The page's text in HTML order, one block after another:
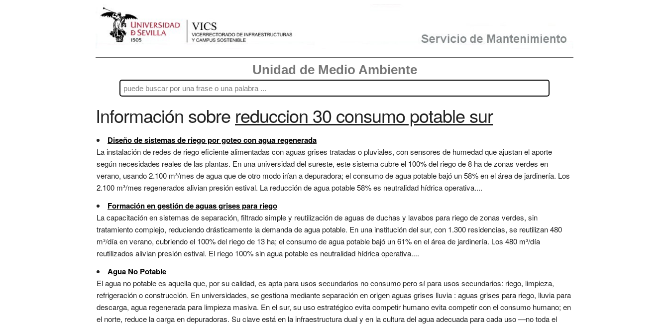
Unidad de Medio Ambiente
Información sobre reduccion 30 consumo potable sur
Diseño de sistemas de riego por goteo con agua regenerada
La instalación de redes de riego eficiente alimentadas con aguas grises tratadas o pluviales, con sensores de humedad que ajustan el aporte
según necesidades reales de las plantas. En una universidad del sureste, este sistema cubre el 100% del riego de 8 ha de zonas verdes en
verano, usando 2.100 m³/mes de agua que de otro modo irían a depuradora; el consumo de agua potable bajó un 58% en el área de jardinería. Los
2.100 m³/mes regenerados alivian presión estival. La reducción de agua potable 58% es neutralidad hídrica operativa....
Formación en gestión de aguas grises para riego
La capacitación en sistemas de separación, filtrado simple y reutilización de aguas de duchas y lavabos para riego de zonas verdes, sin
tratamiento complejo, reduciendo drásticamente la demanda de agua potable. En una institución del sur, con 1.300 residencias, se reutilizan 480
m³/día en verano, cubriendo el 100% del riego de 13 ha; el consumo de agua potable bajó un 61% en el área de jardinería. Los 480 m³/día
reutilizados alivian presión estival. El riego 100% sin agua potable es neutralidad hídrica operativa....
Agua No Potable
El agua no potable es aquella que, por su calidad, es apta para usos secundarios no consumo pero sí para usos secundarios: riego, limpieza,
refrigeración o construcción. En universidades, se gestiona mediante separación en origen aguas grises lluvia : aguas grises para riego, lluvia para
descarga, agua regenerada para limpieza masiva. En el sur, su uso estratégico evita competir humano evita competir con el consumo humano; en
el norte, reduce la carga en depuradoras. Su clave está en la infraestructura dual y en la cultura del agua adecuada para cada uso —no toda el